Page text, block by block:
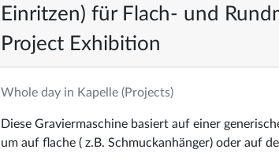
Einritzen) für Flach- und
Project Exhibition
Whole day in Kapelle (Projects)
Diese Graviermaschine basiert auf einer
um auf flache ( z.B. Schmuckanhänger) oder auf